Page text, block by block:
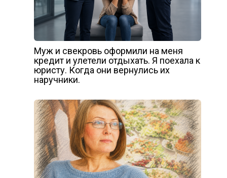
Муж и свекровь оформили на меня
кредит и улетели отдыхать. Я поехала к
юристу. Когда они вернулись их
наручники.